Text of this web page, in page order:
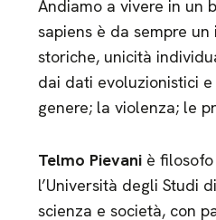
Andiamo a vivere in un
sapiens è da sempre
storiche, unicità
dai dati evoluzionistici
genere; la violenza; le
Telmo Pievaniè filosofo
l’Università degli Studi
scienza e società, con